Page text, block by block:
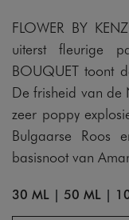
FLOWER BY
uiterst fleurige
BOUQUET toont
De frisheid van de
zeer poppy
Bulgaarse Roos
basisnoot van
30 ML | 50 ML |